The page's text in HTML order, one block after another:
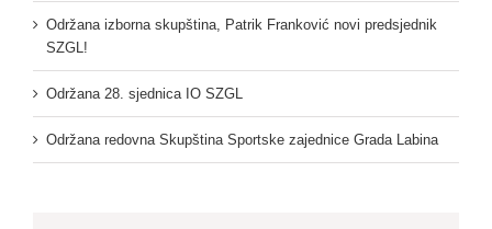
Održana izborna skupština, Patrik Franković novi predsjednik
SZGL!
Održana 28. sjednica IO SZGL
Održana redovna Skupština Sportske zajednice Grada Labina